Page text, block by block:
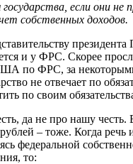
если они не
собственных доходов.
президента
и у ФРС. Скорее
США по ФРС, за
не отвечает по
по своим
да не про нашу честь.
– тоже. Когда речь
федеральной
то: